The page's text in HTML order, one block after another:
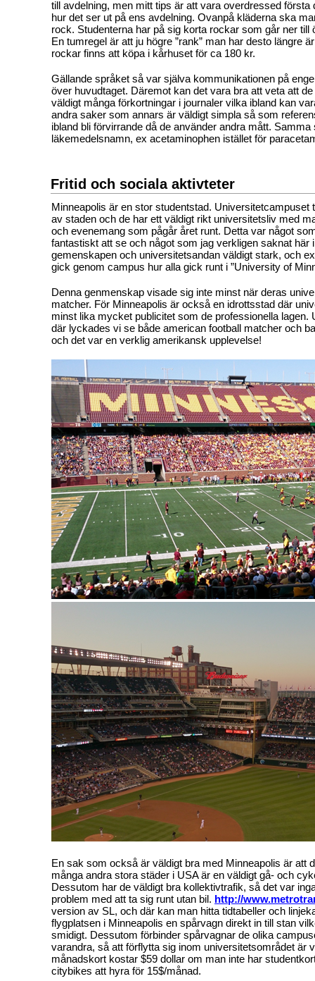
till avdelning, men mitt tips är att vara overdressed första
hur det ser ut på ens avdelning. Ovanpå kläderna ska
rock. Studenterna har på sig korta rockar som går ner till
En tumregel är att ju högre ”rank” man har desto längre
rockar finns att köpa i kårhuset för ca 180 kr.
Gällande språket så var själva kommunikationen på
över huvudtaget. Däremot kan det vara bra att veta att
väldigt många förkortningar i journaler vilka ibland kan
andra saker som annars är väldigt simpla så som
ibland bli förvirrande då de använder andra mått. Samma
läkemedelsnamn, ex acetaminophen istället för
Fritid och sociala aktivteter
Minneapolis är en stor studentstad. Universitetcampuset
av staden och de har ett väldigt rikt universitetsliv med
och evenemang som pågår året runt. Detta var något
fantastiskt att se och något som jag verkligen saknat här
gemenskapen och universitetsandan väldigt stark, och
gick genom campus hur alla gick runt i ”University of
Denna genmenskap visade sig inte minst när deras
matcher. För Minneapolis är också en idrottsstad där
minst lika mycket publicitet som de professionella lagen.
där lyckades vi se både american football matcher och
och det var en verklig amerikansk upplevelse!
En sak som också är väldigt bra med Minneapolis är att
många andra stora städer i USA är en väldigt gå- och
Dessutom har de väldigt bra kollektivtrafik, så det var
problem med att ta sig runt utan bil. http://
version av SL, och där kan man hitta tidtabeller och
flygplatsen i Minneapolis en spårvagn direkt in till stan
smidigt. Dessutom förbinder spårvagnar de olika
varandra, så att förflytta sig inom universitetsområdet är
månadskort kostar $59 dollar om man inte har
citybikes att hyra för 15$/månad.